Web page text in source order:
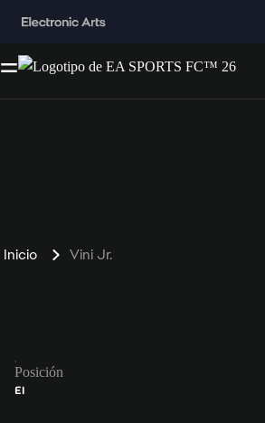
Inicio Vini Jr.
Posición
EI